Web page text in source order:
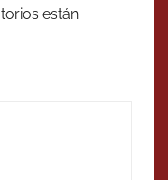
están